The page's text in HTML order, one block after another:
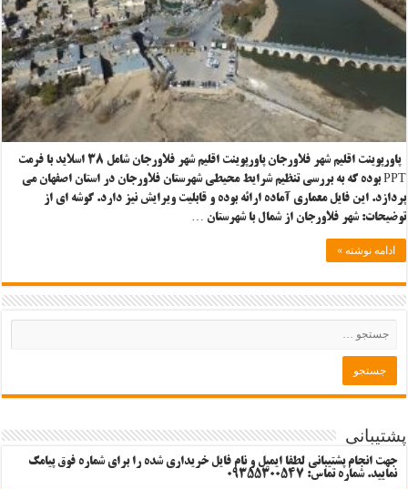
پاورپوینت اقلیم شهر فلاورجان پاورپوینت اقلیم شهر فلاورجان شامل ۳۸ اسلاید با فرمت
PPT بوده که به بررسی تنظیم شرایط محیطی شهرستان فلاورجان در استان اصفهان می
پردازد. این فایل معماری آماده ارائه بوده و قابلیت ویرایش نیز دارد. گوشه ای از
توضیحات: شهر فلاورجان از شمال با شهرستان …
ادامه نوشته »
پشتیبانی
جهت انجام پشتیبانی لطفا ایمیل و نام فایل خریداری شده را برای شماره فوق پیامک
نمایید. شماره تماس: 09355300547